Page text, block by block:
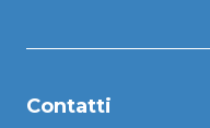
Contatti